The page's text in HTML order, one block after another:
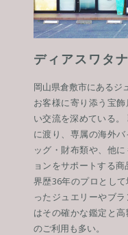
ディアスワタ
岡山県倉敷市にあるジ
お客様に寄り添う宝
い交流を深めている
に渡り、専属の海外
ッグ・財布類や、他
ョンをサポートする
界歴36年のプロとし
ったジュエリーやブ
はその確かな鑑定と
のご利用も多い。